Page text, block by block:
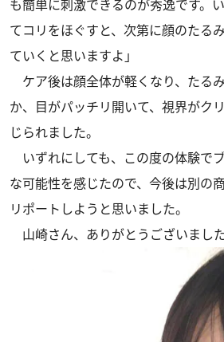
も簡単に刺激できるのが秀逸です。
てコリをほぐすと、次第に顔のたる
ていくと思いますよ」
ケア後は顔全体が軽くなり、たる
か、目がパッチリ開いて、視界がク
じられました。
いずれにしても、この度の体験で
な可能性を感じたので、今後は別の
リポートしようと思いました。
山崎さん、ありがとうございました